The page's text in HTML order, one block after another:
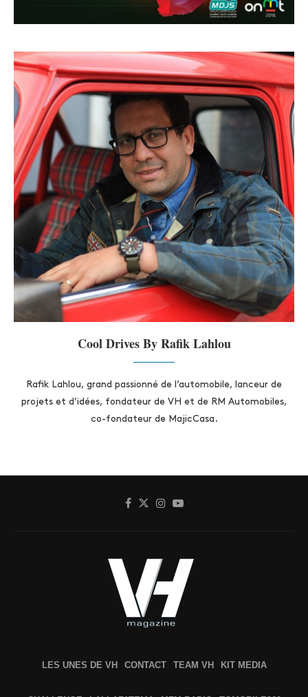
Cool Drives By Rafik Lahlou
Rafik Lahlou, grand passionné de l’automobile, lanceur de
projets et d’idées, fondateur de VH et de RM Automobiles,
co-fondateur de MajicCasa.
LES UNES DE VH CONTACT TEAM VH KIT MEDIA